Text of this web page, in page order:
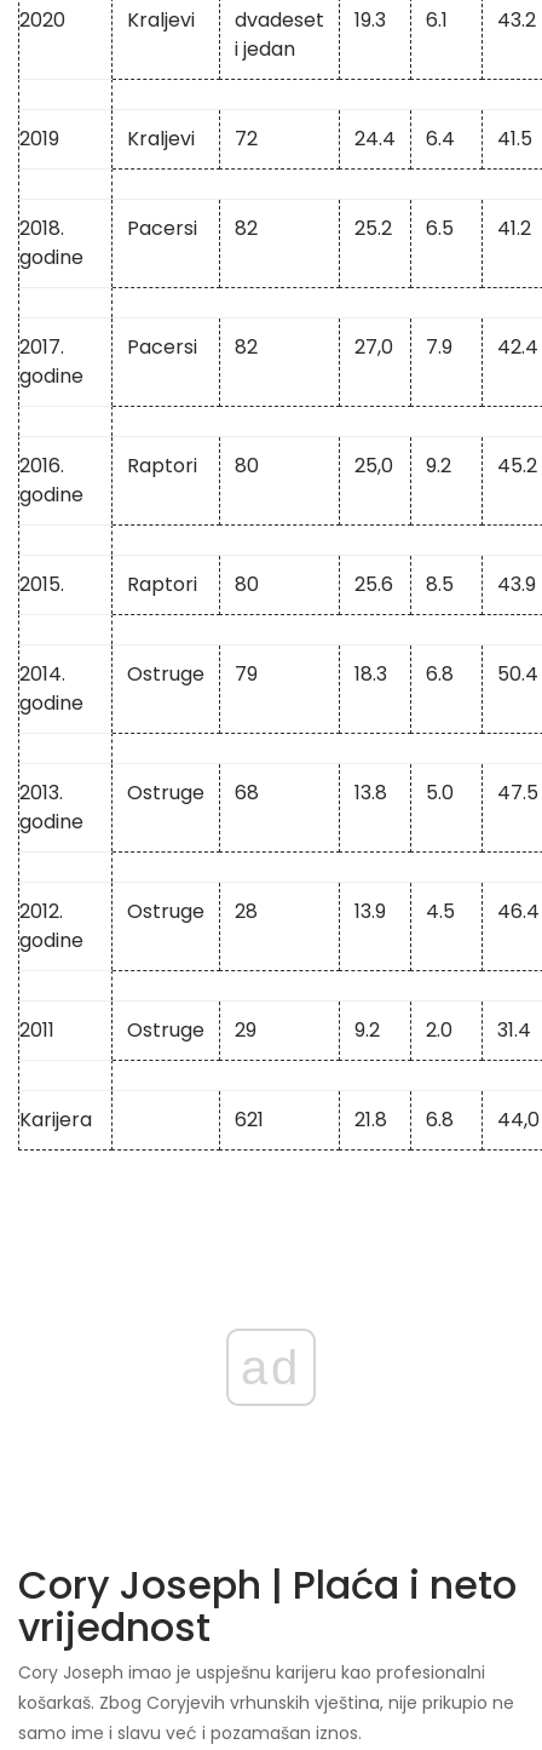
2020 Kraljevi
dvadeset
i jedan
19.3 6.1 43.2
2019 Kraljevi 72 24.4 6.4 41.5
2018.
godine
Pacersi 82 25.2 6.5 41.2
2017.
godine
Pacersi 82 27,0 7.9 42.4
2016.
godine
Raptori 80 25,0 9.2 45.2
2015. Raptori 80 25.6 8.5 43.9
2014.
godine
Ostruge 79 18.3 6.8 50.4
2013.
godine
Ostruge 68 13.8 5.0 47.5
2012.
godine
Ostruge 28 13.9 4.5 46.4
2011 Ostruge 29 9.2 2.0 31.4
Karijera 621 21.8 6.8 44,0
ad
Cory Joseph | Plaća i neto
vrijednost
Cory Joseph imao je uspješnu karijeru kao profesionalni
košarkaš. Zbog Coryjevih vrhunskih vještina, nije prikupio ne
samo ime i slavu već i pozamašan iznos.